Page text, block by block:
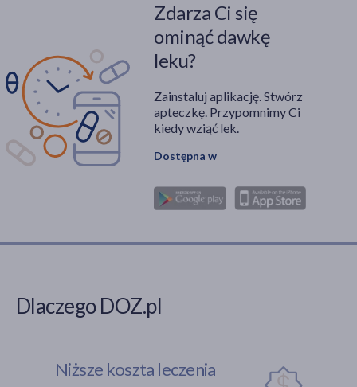
Zdarza Ci się
ominąć dawkę
leku?
Zainstaluj aplikację. Stwórz
apteczkę. Przypomnimy Ci
kiedy wziąć lek.
Dostępna w
Dlaczego DOZ.pl
Niższe koszta leczenia